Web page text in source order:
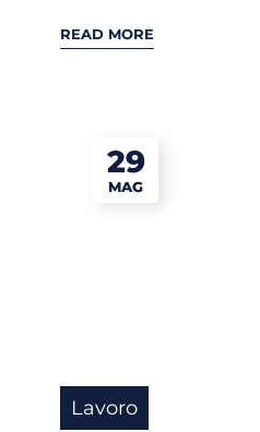
READ MORE
29
MAG
Lavoro